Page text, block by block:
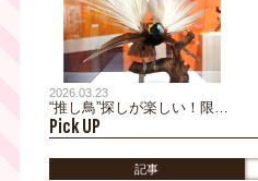
2026.03.23
“推し鳥”探しが楽しい！限定
グッズやフォトブースも充実
| 特別展「鳥 ～ゲノム解析が
解き明かす新しい鳥類の系統
Pick UP
記事